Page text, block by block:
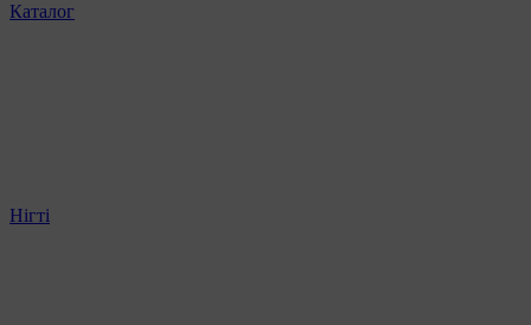
Каталог
Нігті